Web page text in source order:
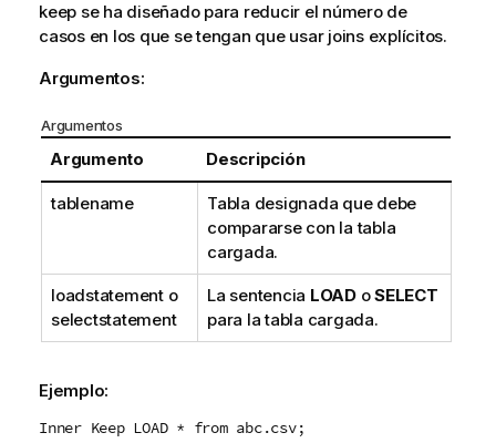
keep se ha diseñado para reducir el número de
casos en los que se tengan que usar joins explícitos.
Argumentos:
Argumentos
Argumento Descripción
tablename
Tabla designada que debe
compararse con la tabla
cargada.
loadstatemento
selectstatement
La sentencia LOADoSELECT
para la tabla cargada.
Ejemplo:
Inner Keep LOAD * from abc.csv;